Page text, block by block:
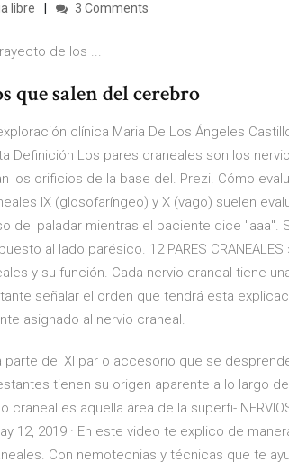
libre 3 Comments
de los ...
que salen del cerebro
clínica Maria De Los Ángeles
Definición Los pares craneales son los
los orificios de la base del. Prezi. Cómo
IX (glosofaríngeo) y X (vago) suelen
del paladar mientras el paciente dice "aaa".
al lado parésico. 12 PARES CRANEALES
y su función. Cada nervio craneal tiene
señalar el orden que tendrá esta
asignado al nervio craneal.
del XI par o accesorio que se
tienen su origen aparente a lo largo
es aquella área de la superfi- NERVIOS
12, 2019 · En este video te explico de
Con nemotecnias y técnicas que te